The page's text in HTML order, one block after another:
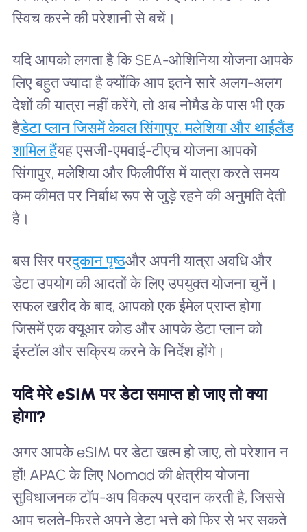
स्विच करने की परेशानी से बचें।
यदि आपको लगता है कि SEA-ओशिनिया योजना आपके
लिए बहुत ज्यादा है क्योंकि आप इतने सारे अलग-अलग
देशों की यात्रा नहीं करेंगे, तो अब नोमैड के पास भी एक
हैडेटा प्लान जिसमें केवल सिंगापुर, मलेशिया और थाईलैंड
शामिल हैंयह एसजी-एमवाई-टीएच योजना आपको
सिंगापुर, मलेशिया और फिलीपींस में यात्रा करते समय
कम कीमत पर निर्बाध रूप से जुड़े रहने की अनुमति देती
है।
बस सिर परदुकान पृष्ठऔर अपनी यात्रा अवधि और
डेटा उपयोग की आदतों के लिए उपयुक्त योजना चुनें।
सफल खरीद के बाद, आपको एक ईमेल प्राप्त होगा
जिसमें एक क्यूआर कोड और आपके डेटा प्लान को
इंस्टॉल और सक्रिय करने के निर्देश होंगे।
यदि मेरे eSIM पर डेटा समाप्त हो जाए तो क्या
होगा?
अगर आपके eSIM पर डेटा खत्म हो जाए, तो परेशान न
हों! APAC के लिए Nomad की क्षेत्रीय योजना
सुविधाजनक टॉप-अप विकल्प प्रदान करती है, जिससे
आप चलते-फिरते अपने डेटा भत्ते को फिर से भर सकते